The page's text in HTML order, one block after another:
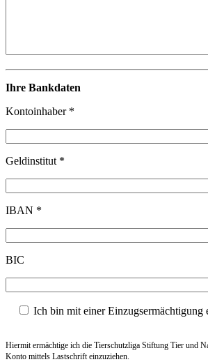
Ihre Bankdaten
Kontoinhaber *
Geldinstitut *
IBAN *
BIC
Ich bin mit einer Einzugsermächtigung
Hiermit ermächtige ich die Tierschutzliga Stiftung Tier und
Konto mittels Lastschrift einzuziehen.